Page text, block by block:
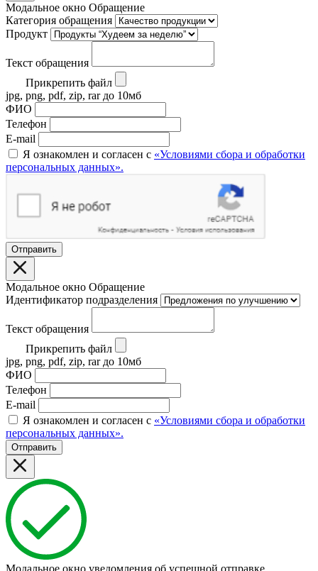
Модальное окно Обращение
Категория обращения
Продукт
Текст обращения
Прикрепить файл
jpg, png, pdf, zip, rar до 10мб
ФИО
Телефон
E-mail
Я ознакомлен и согласен с «Условиями сбора и обработки
персональных данных».
Отправить
Модальное окно Обращение
Идентификатор подразделения
Текст обращения
Прикрепить файл
jpg, png, pdf, zip, rar до 10мб
ФИО
Телефон
E-mail
Я ознакомлен и согласен с «Условиями сбора и обработки
персональных данных».
Отправить
Модальное окно уведомления об успешной отправке